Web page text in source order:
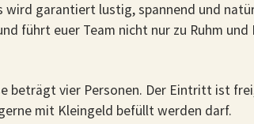
wird garantiert lustig, spannend und
führt euer Team nicht nur zu Ruhm und
beträgt vier Personen. Der Eintritt ist
mit Kleingeld befüllt werden darf.